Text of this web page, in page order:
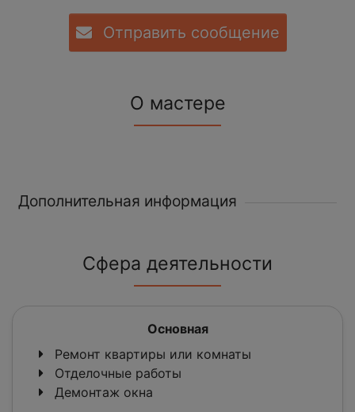
Отправить сообщение
О мастере
Дополнительная информация
Сфера деятельности
Основная
Ремонт квартиры или комнаты
Отделочные работы
Демонтаж окна